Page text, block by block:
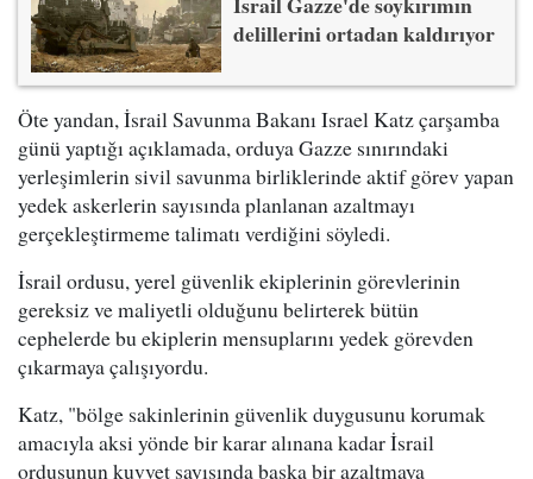
delillerini ortadan kaldırıyor
Öte yandan, İsrail Savunma Bakanı Israel Katz çarşamba
günü yaptığı açıklamada, orduya Gazze sınırındaki
yerleşimlerin sivil savunma birliklerinde aktif görev yapan
yedek askerlerin sayısında planlanan azaltmayı
gerçekleştirmeme talimatı verdiğini söyledi.
İsrail ordusu, yerel güvenlik ekiplerinin görevlerinin
gereksiz ve maliyetli olduğunu belirterek bütün
cephelerde bu ekiplerin mensuplarını yedek görevden
çıkarmaya çalışıyordu.
Katz, "bölge sakinlerinin güvenlik duygusunu korumak
amacıyla aksi yönde bir karar alınana kadar İsrail
ordusunun kuvvet sayısında başka bir azaltmaya